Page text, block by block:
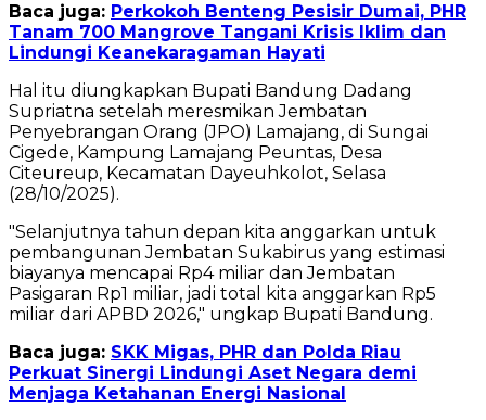
Baca juga: Perkokoh Benteng Pesisir Dumai, PHR
Tanam 700 Mangrove Tangani Krisis Iklim dan
Lindungi Keanekaragaman Hayati
Hal itu diungkapkan Bupati Bandung Dadang
Supriatna setelah meresmikan Jembatan
Penyebrangan Orang (JPO) Lamajang, di Sungai
Cigede, Kampung Lamajang Peuntas, Desa
Citeureup, Kecamatan Dayeuhkolot, Selasa
(28/10/2025).
"Selanjutnya tahun depan kita anggarkan untuk
pembangunan Jembatan Sukabirus yang estimasi
biayanya mencapai Rp4 miliar dan Jembatan
Pasigaran Rp1 miliar, jadi total kita anggarkan Rp5
miliar dari APBD 2026," ungkap Bupati Bandung.
Baca juga: SKK Migas, PHR dan Polda Riau
Perkuat Sinergi Lindungi Aset Negara demi
Menjaga Ketahanan Energi Nasional